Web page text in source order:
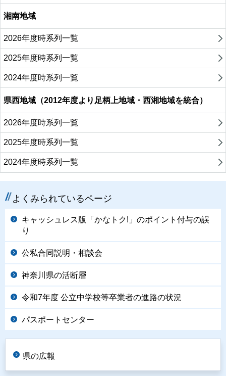
湘南地域
2026年度時系列一覧
2025年度時系列一覧
2024年度時系列一覧
県西地域（2012年度より足柄上地域・西湘地域を統合）
2026年度時系列一覧
2025年度時系列一覧
2024年度時系列一覧
よくみられているページ
キャッシュレス版「かなトク!」のポイント付与の誤
り
公私合同説明・相談会
神奈川県の活断層
令和7年度 公立中学校等卒業者の進路の状況
パスポートセンター
県の広報